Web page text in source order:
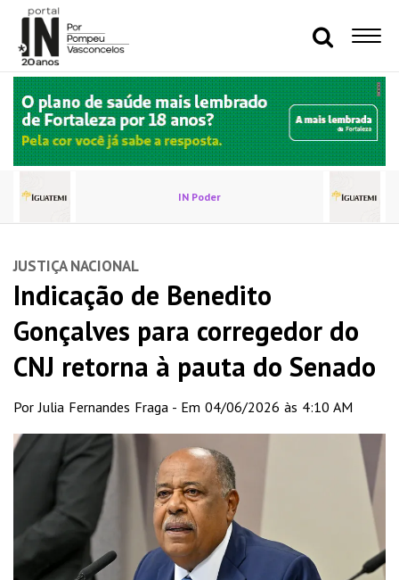
IN Poder
JUSTIÇA NACIONAL
Indicação de Benedito
Gonçalves para corregedor do
CNJ retorna à pauta do Senado
Por Julia Fernandes Fraga - Em 04/06/2026 às 4:10 AM